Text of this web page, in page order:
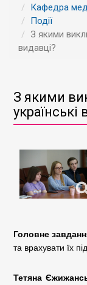
Кафедра
Події
З якими
видавці?
З якими
українські
Головне
та врахувати їх
Тетяна